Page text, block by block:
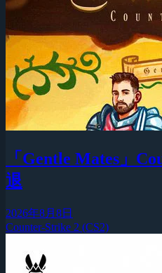
「Gentle Mates」
退
2026年8月8日
Counter-Strike 2 (CS2)